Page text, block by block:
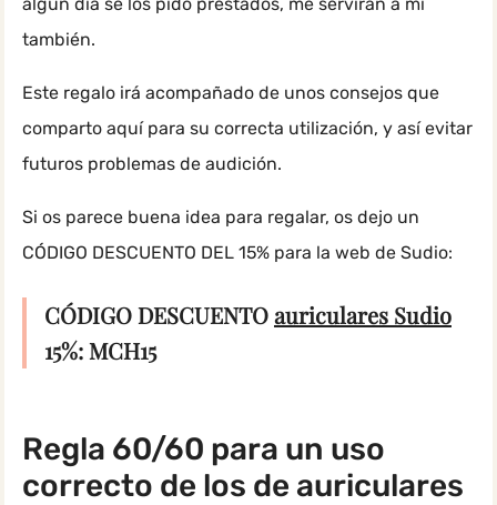
también.
Este regalo irá acompañado de unos consejos que
comparto aquí para su correcta utilización, y así evitar
futuros problemas de audición.
Si os parece buena idea para regalar, os dejo un
CÓDIGO DESCUENTO DEL 15% para la web de Sudio:
CÓDIGO DESCUENTOauriculares Sudio
15%: MCH15
Regla 60/60 para un uso
correcto de los de auriculares